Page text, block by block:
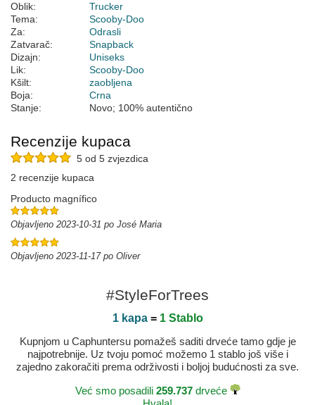
Oblik:
Trucker
Tema:
Scooby-Doo
Za:
Odrasli
Zatvarač:
Snapback
Dizajn:
Uniseks
Lik:
Scooby-Doo
Kšilt:
zaobljena
Boja:
Crna
Stanje:
Novo; 100% autentično
Recenzije kupaca
5 od 5 zvjezdica
2 recenzije kupaca
Producto magnífico
Objavljeno 2023-10-31 po José Maria
Objavljeno 2023-11-17 po Oliver
#StyleForTrees
1 kapa= 1 Stablo
Kupnjom u Caphuntersu pomažeš saditi drveće tamo gdje je
najpotrebnije. Uz tvoju pomoć možemo 1 stablo još više i
zajedno zakoračiti prema održivosti i boljoj budućnosti za sve.
Već smo posadili 259.737drveće